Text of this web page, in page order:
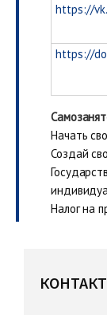
https://
https://
Начать
Создай
Налог на